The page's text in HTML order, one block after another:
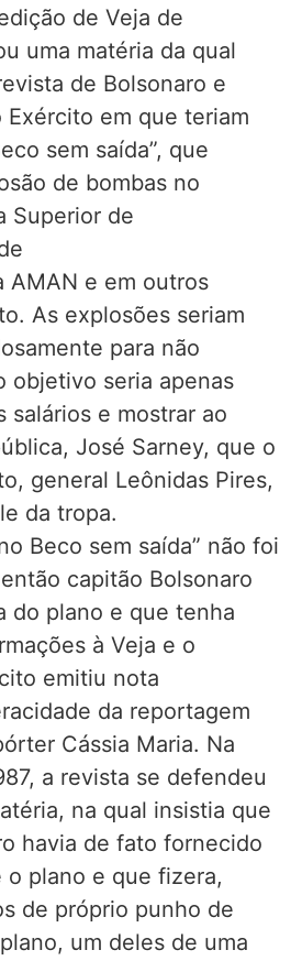
de Veja de
uma matéria da qual
de Bolsonaro e
em que teriam
sem saída”, que
de bombas no
Superior de
AMAN e em outros
As explosões seriam
para não
objetivo seria apenas
salários e mostrar ao
José Sarney, que o
general Leônidas Pires,
da tropa.
Beco sem saída” não foi
capitão Bolsonaro
do plano e que tenha
à Veja e o
emitiu nota
da reportagem
Cássia Maria. Na
a revista se defendeu
na qual insistia que
havia de fato fornecido
o plano e que fizera,
de próprio punho de
um deles de uma